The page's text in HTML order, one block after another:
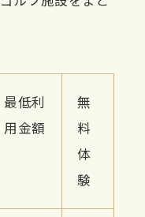
最低利
用金額
無
料
体
験